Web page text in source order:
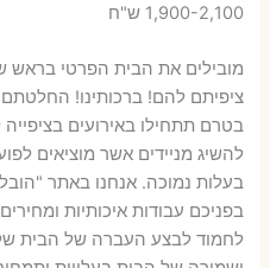
1,900-2,100 ש"ח
מובילים את הבית הפרטי בראש
ציפיתם להם! ברכותינו!
בטרם תתחילו באירועים
להשיג מניידים אשר מוציאים
בעלות נמוכה. אנחנו באתר
בפניכם עבודות איכותיות
לחמוד לבצע העברה של הבית